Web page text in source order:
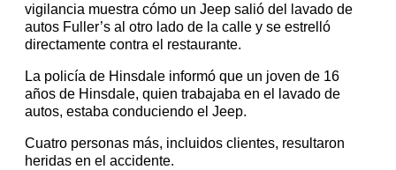
vigilancia muestra cómo un Jeep salió del lavado de
autos Fuller’s al otro lado de la calle y se estrelló
directamente contra el restaurante.
La policía de Hinsdale informó que un joven de 16
años de Hinsdale, quien trabajaba en el lavado de
autos, estaba conduciendo el Jeep.
Cuatro personas más, incluidos clientes, resultaron
heridas en el accidente.